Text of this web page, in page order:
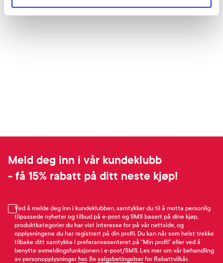
Meld deg inn i vår kundeklubb
- få 15% rabatt på ditt neste kjøp!
Ved å melde deg inn i kundeklubben, samtykker du til å motta personlig
tilpassede nyheter og tilbud på e-post og SMS basert på dine kjøp,
produktkategorier du har vist interesse for på vår nettside, og
opplysningene du har registrert på din profil. Du kan når som helst trekke
tilbake ditt samtykke i preferansesenteret på “Min profil” eller ved å
benytte avmeldingsfunksjonen i e-post/SMS. Les mer om vår behandling
av personopplysninger her. Se salgsbetingelser for Rabattvilkår.